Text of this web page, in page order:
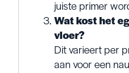
juiste primer
Wat kost het
vloer?
Dit varieert per
aan voor een